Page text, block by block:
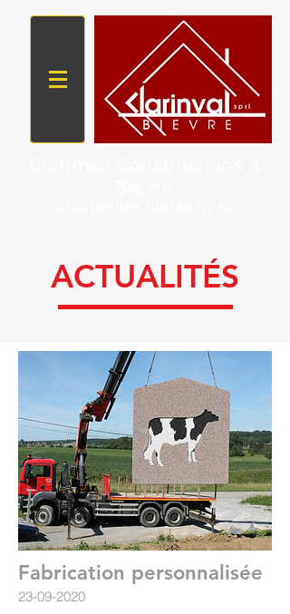
ACTUALITÉS
Fabrication personnalisée
23-09-2020